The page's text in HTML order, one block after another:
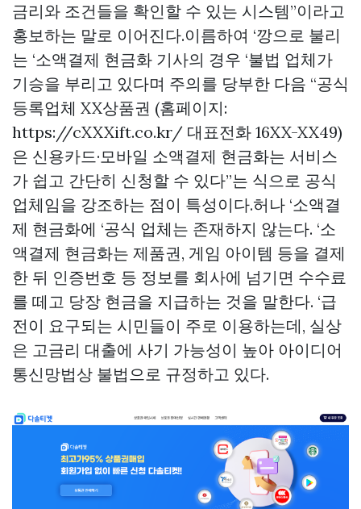
금리와 조건들을 확인할 수 있는 시스템”이라고
홍보하는 말로 이어진다.이름하여 ‘깡으로 불리
는 ‘소액결제 현금화 기사의 경우 ‘불법 업체가
기승을 부리고 있다며 주의를 당부한 다음 “공식
등록업체 XX상품권 (홈페이지:
https://cXXXift.co.kr/ 대표전화 16XX-XX49)
은 신용카드·모바일 소액결제 현금화는 서비스
가 쉽고 간단히 신청할 수 있다”는 식으로 공식
업체임을 강조하는 점이 특성이다.허나 ‘소액결
제 현금화에 ‘공식 업체는 존재하지 않는다. ‘소
액결제 현금화는 제품권, 게임 아이템 등을 결제
한 뒤 인증번호 등 정보를 회사에 넘기면 수수료
를 떼고 당장 현금을 지급하는 것을 말한다. ‘급
전이 요구되는 시민들이 주로 이용하는데, 실상
은 고금리 대출에 사기 가능성이 높아 아이디어
통신망법상 불법으로 규정하고 있다.